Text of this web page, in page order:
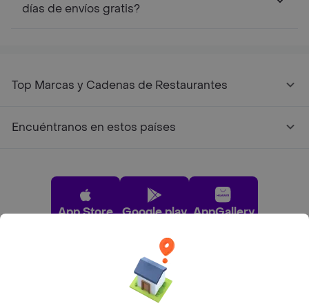
días de envíos gratis?
Top Marcas y Cadenas de Restaurantes
Encuéntranos en estos países
App Store Google play AppGallery
Pide tu comida favorita cerca de ti